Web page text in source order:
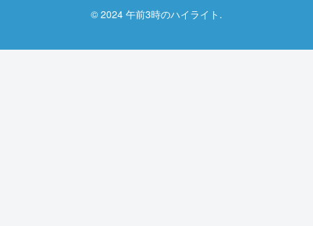
© 2024 午前3時のハイライト.